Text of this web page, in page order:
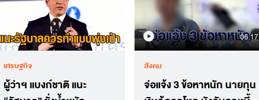
เศรษฐกิจ
ผู้ว่าฯ แบงก์ชาติ แนะ
06.17
สังคม
จ่อแจ้ง 3 ข้อหาหนัก นายทุน